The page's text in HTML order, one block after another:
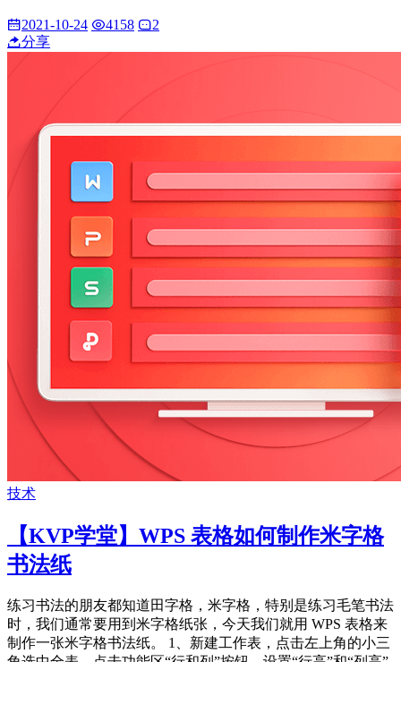
2021-10-24 4158
2
分享
技术
【KVP学堂】WPS 表格如何制作米字格
书法纸
练习书法的朋友都知道田字格，米字格，特别是练习毛笔书法
时，我们通常要用到米字格纸张，今天我们就用 WPS 表格来
制作一张米字格书法纸。 1、新建工作表，点击左上角的小三
角选中全表，点击功能区“行和列”按钮，设置“行高”和“列高”